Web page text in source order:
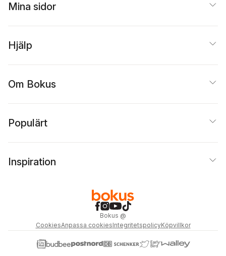
Mina sidor
Hjälp
Om Bokus
Populärt
Inspiration
Bokus @
CookiesAnpassa cookiesIntegritetspolicyKöpvillkor